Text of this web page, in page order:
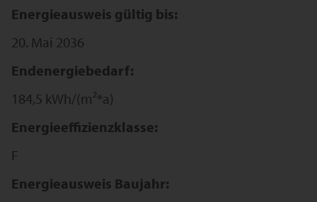
Energieausweis gültig bis:
20. Mai 2036
Endenergiebedarf:
184,5 kWh/(m²*a)
Energieeffizienzklasse:
F
Energieausweis Baujahr: